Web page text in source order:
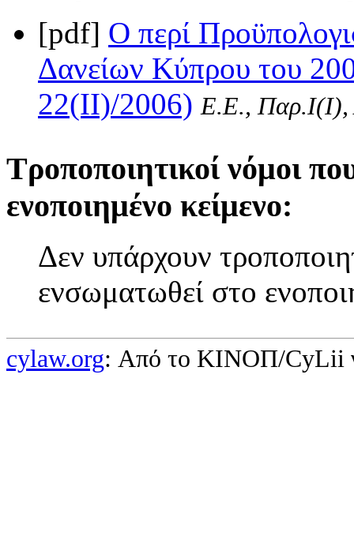
[pdf] Ο περί
Δανείων Κύπρου του
22(II)/2006) Ε.Ε., Παρ.Ι(I),
Τροποποιητικοί νόμοι
ενοποιημένο κείμενο:
Δεν υπάρχουν
ενσωματωθεί στο
cylaw.org: Από το ΚΙΝOΠ/CyLii